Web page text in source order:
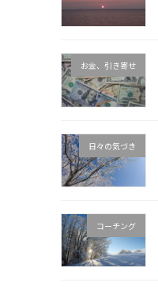
お金、引き寄せ
日々の気づき
コーチング